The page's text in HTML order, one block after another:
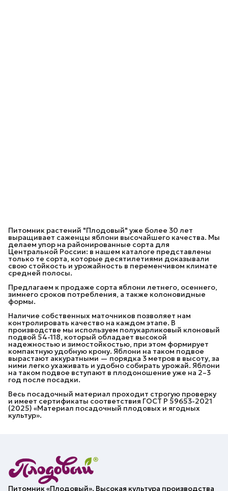
Питомник растений "Плодовый" уже более 30 лет
выращивает саженцы яблони высочайшего качества. Мы
делаем упор на районированные сорта для
Центральной России: в нашем каталоге представлены
только те сорта, которые десятилетиями доказывали
свою стойкость и урожайность в переменчивом климате
средней полосы.
Предлагаем к продаже сорта яблони летнего, осеннего,
зимнего сроков потребления, а также колоновидные
формы.
Наличие собственных маточников позволяет нам
контролировать качество на каждом этапе. В
производстве мы используем полукарликовый клоновый
подвой 54-118, который обладает высокой
надежностью и зимостойкостью, при этом формирует
компактную удобную крону. Яблони на таком подвое
вырастают аккуратными — порядка 3 метров в высоту, за
ними легко ухаживать и удобно собирать урожай. Яблони
на таком подвое вступают в плодоношение уже на 2–3
год после посадки.
Весь посадочный материал проходит строгую проверку
и имеет сертификаты соответствия ГОСТ Р 59653-2021
(2025) «Материал посадочный плодовых и ягодных
культур».
Питомник «Плодовый». Высокая культура производства